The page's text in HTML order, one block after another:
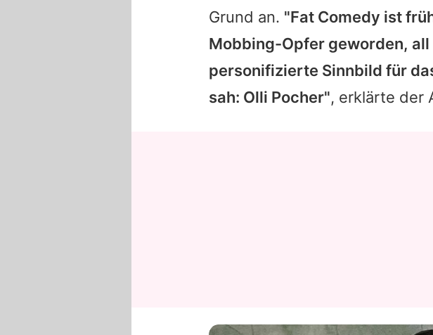
Grund an. "Fat Comedy ist
Mobbing-Opfer geworden,
personifizierte Sinnbild für
sah: Olli Pocher", erklärte der